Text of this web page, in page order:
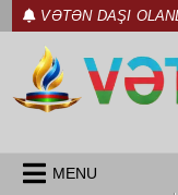
Skip
to
content
VƏTƏN DAŞI
MENU